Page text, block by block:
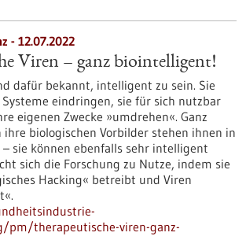
- 12.07.2022
Viren – ganz biointelligent!
dafür bekannt, intelligent zu sein. Sie
eindringen, sie für sich nutzbar
eigenen Zwecke »umdrehen«. Ganz
ihre biologischen Vorbilder stehen ihnen in
– sie können ebenfalls sehr intelligent
sich die Forschung zu Nutze, indem sie
Hacking« betreibt und Viren
pm/therapeutische-viren-ganz-